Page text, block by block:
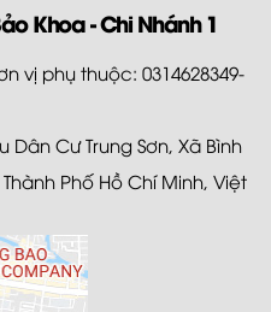
Khoa - Chi Nhánh 1
vị phụ thuộc: 0314628349-
Dân Cư Trung Sơn, Xã Bình
Phố Hồ Chí Minh, Việt